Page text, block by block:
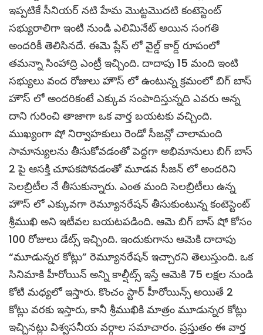
ఇప్పటికే సీనియర్ నటి హేమ మొట్టమొదటి కంటెస్టెంట్
సభ్యురాలిగా ఇంటి నుండి ఎలిమినేట్ అయిన సంగతి
అందరికీ తెలిసినదే. ఈమె ప్లేస్ లో వైల్డ్ కార్డ్ రూపంలో
తమన్నా సింహాద్రి ఎంట్రీ ఇచ్చింది. దాదాపు 15 మంది ఇంటి
సభ్యులు వంద రోజులు హౌస్ లో ఉంటున్న క్రమంలో బిగ్ బాస్
హౌస్ లో అందరికంటే ఎక్కువ సంపాదిస్తున్నది ఎవరు అన్న
దాని గురించి తాజాగా ఒక వార్త బయటకు వచ్చింది.
ముఖ్యంగా షో నిర్వాహకులు రెండో సీజన్లో చాలామంది
సామాన్యులను తీసుకోవడంతో పెద్దగా అభిమానులు బిగ్ బాస్
2 పై ఆసక్తి చూపకపోవడంతో మూడవ సీజన్ లో అందరిని
సెలబ్రిటీల నే తీసుకున్నారు. ఎంత మంది సెలబ్రిటీలు ఉన్న
హౌస్ లో ఎక్కువగా రెమ్యూనరేషన్ తీసుకుంటున్న కంటెస్టెంట్
శ్రీముఖి అని ఇటీవల బయటపడింది. ఆమె బిగ్ బాస్ షో కోసం
100 రోజులు డేట్స్ ఇచ్చింది. ఇందుకుగాను ఆమెకి దాదాపు
“మూడున్నర కోట్లు” రెమ్యూనరేషన్ ఇచ్చారని తెలుస్తుంది. ఒక
సినిమాకి హీరోయిన్ అన్ని కాల్షీట్స్ ఇస్తే ఆమెకి 75 లక్షల నుండి
కోటి మధ్యలో ఇస్తారు. కొంచం స్టార్ హీరోయిన్స్ అయితే 2
కోట్లు వరకు ఇస్తారు, కానీ శ్రీముఖికి మాత్రం మూడున్నర కోట్లు
ఇచ్చినట్లు విశ్వసనీయ వర్గాల సమాచారం. ప్రస్తుతం ఈ వార్త